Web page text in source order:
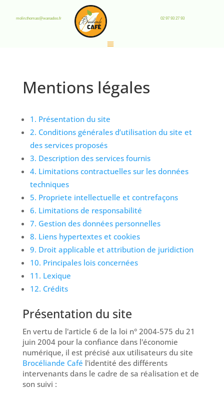
molin.thomas@wanadoo.fr 02 97 93 27 93
Mentions légales
1. Présentation du site
2. Conditions générales d’utilisation du site et
des services proposés
3. Description des services fournis
4. Limitations contractuelles sur les données
techniques
5. Propriete intellectuelle et contrefaçons
6. Limitations de responsabilité
7. Gestion des données personnelles
8. Liens hypertextes et cookies
9. Droit applicable et attribution de juridiction
10. Principales lois concernées
11. Lexique
12. Crédits
Présentation du site
En vertu de l'article 6 de la loi n° 2004-575 du 21
juin 2004 pour la confiance dans l'économie
numérique, il est précisé aux utilisateurs du site
Brocéliande Café l'identité des différents
intervenants dans le cadre de sa réalisation et de
son suivi :